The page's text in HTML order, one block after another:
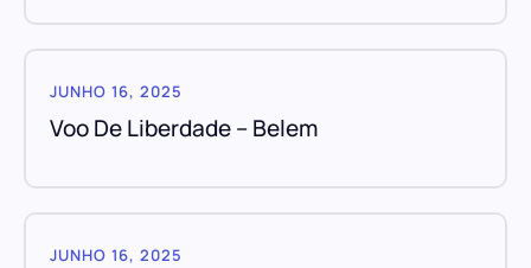
JUNHO 16, 2025
Voo De Liberdade – Belem
JUNHO 16, 2025